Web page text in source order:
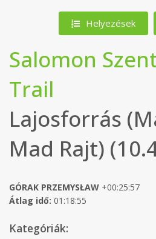
Helyezések
Salomon
Trail
Lajosforrás
Mad Rajt)
GÓRAK PRZEMYSŁAW +00:25:57
Átlag idő: 01:18:55
Kategóriák: